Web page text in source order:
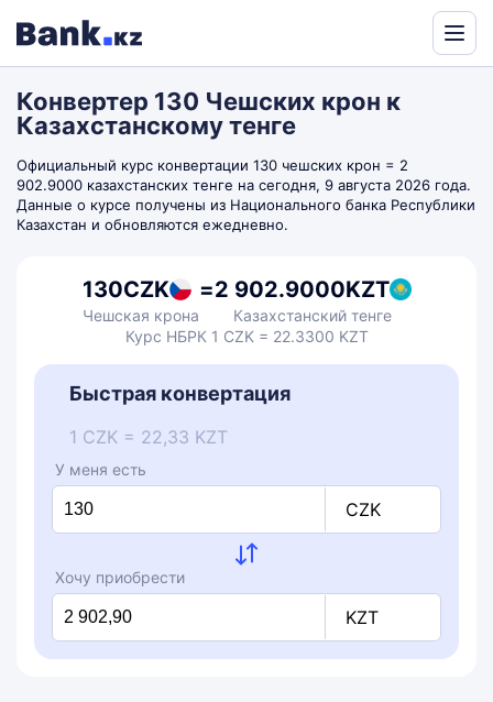
by
Translate
Конвертер 130 Чешских крон к
Казахстанскому тенге
Официальный курс конвертации 130 чешских крон = 2
902.9000 казахстанских тенге на сегодня, 9 августа 2026 года.
Данные о курсе получены из Национального банка Республики
Казахстан и обновляются ежедневно.
130CZK
Чешская крона
=2 902.9000KZT
Казахстанский тенге
Курс НБРК 1 CZK = 22.3300 KZT
Быстрая конвертация
1 CZK = 22,33 KZT
У меня есть
CZK
Хочу приобрести
KZT